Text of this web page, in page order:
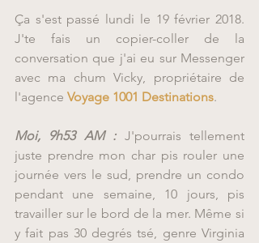
Ça s'est passé lundi le 19 février 2018.
J'te fais un copier-coller de la
conversation que j'ai eu sur Messenger
avec ma chum Vicky, propriétaire de
l'agence Voyage 1001 Destinations.
Moi, 9h53 AM : J'pourrais tellement
juste prendre mon char pis rouler une
journée vers le sud, prendre un condo
pendant une semaine, 10 jours, pis
travailler sur le bord de la mer. Même si
y fait pas 30 degrés tsé, genre Virginia